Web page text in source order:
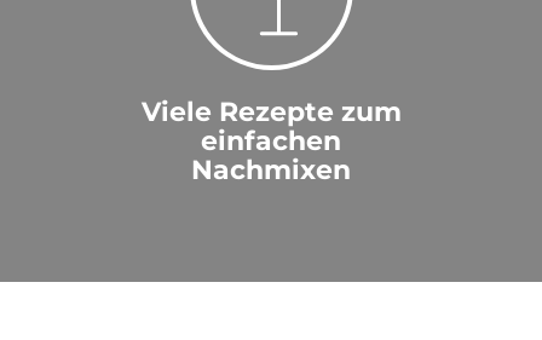
Viele Rezepte zum
einfachen
Nachmixen